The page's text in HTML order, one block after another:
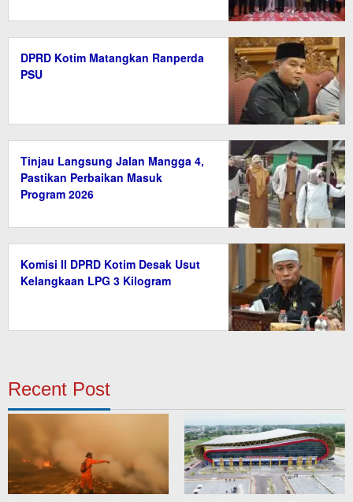
DPRD Kotim Matangkan Ranperda
PSU
Tinjau Langsung Jalan Mangga 4,
Pastikan Perbaikan Masuk
Program 2026
Komisi II DPRD Kotim Desak Usut
Kelangkaan LPG 3 Kilogram
Recent Post